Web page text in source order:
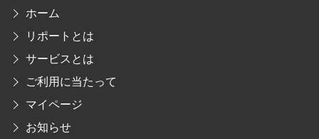
ホーム
リポートとは
サービスとは
ご利用に当たって
マイページ
お知らせ